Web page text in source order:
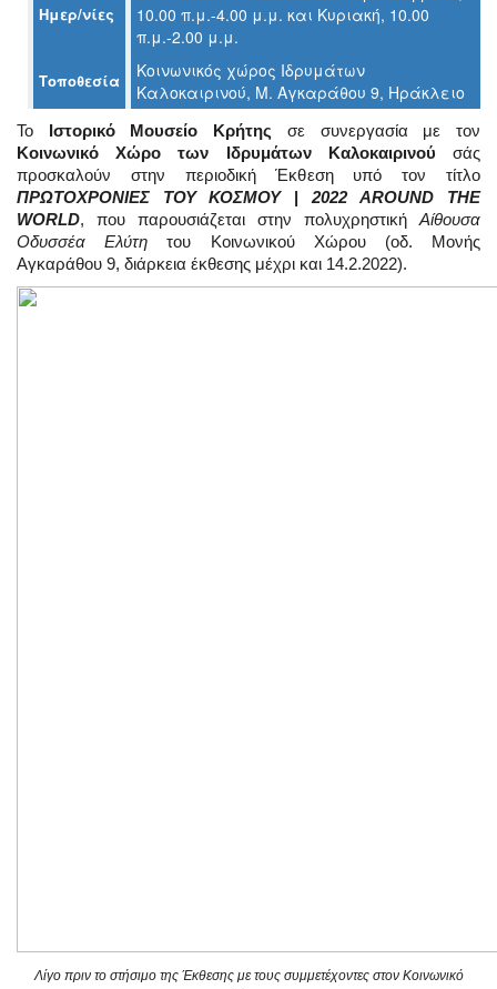
ΤΟΠΟΣ
ΔΗΜΟΣ
ΠΟΛΙΤΙΣΜΟΣ
ΑΝΘΕΚΤΙΚΗ
ΠΟΛΗ
Ημερ/νίες
10.00 π.μ.-4.00 μ.μ. και Κυριακή, 10.00
π.μ.-2.00 μ.μ.
Τοποθεσία
Κοινωνικός χώρος Ιδρυμάτων
Καλοκαιρινού, Μ. Αγκαράθου 9, Ηράκλειο
Το Ιστορικό Μουσείο Κρήτης σε συνεργασία με τον
Κοινωνικό Χώρο των Ιδρυμάτων Καλοκαιρινού σάς
προσκαλούν στην περιοδική Έκθεση υπό τον τίτλο
ΠΡΩΤΟΧΡΟΝΙΕΣ ΤΟΥ ΚΟΣΜΟΥ | 2022AROUND
THE
WORLD, που παρουσιάζεται στην πολυχρηστική Αίθουσα
Οδυσσέα Ελύτη του Κοινωνικού Χώρου (οδ. Μονής
Αγκαράθου 9, διάρκεια έκθεσης μέχρι και 14.2.2022).
Λίγο πριν το στήσιμο της Έκθεσης με τους συμμετέχοντες στον Κοινωνικό